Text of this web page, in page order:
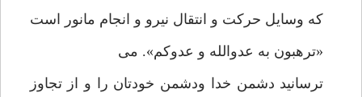
که وسایل حرکت و انتقال نیرو و انجام مانور است
«ترهبون به عدوالله و عدوکم». می
ترسانید دشمن خدا ودشمن خودتان را و از تجاوز